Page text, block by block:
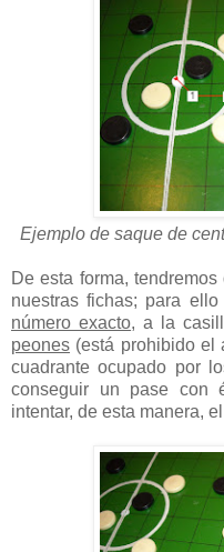
Ejemplo de saque de
De esta forma,
nuestras fichas; para
número exacto, a la
peones (está prohibido el
cuadrante ocupado por
conseguir un pase con
intentar, de esta manera,